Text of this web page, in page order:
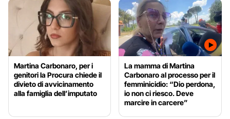
Martina Carbonaro, per i
genitori la Procura chiede il
divieto di avvicinamento
alla famiglia dell’imputato
La mamma di Martina
Carbonaro al processo per il
femminicidio: “Dio perdona,
io non ci riesco. Deve
marcire in carcere”